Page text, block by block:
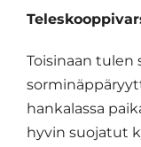
Toisinaan
hankalassa
hyvin suojatut